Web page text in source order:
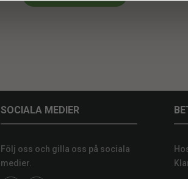
SOCIALA MEDIER
Följ oss och gilla oss på sociala
medier.